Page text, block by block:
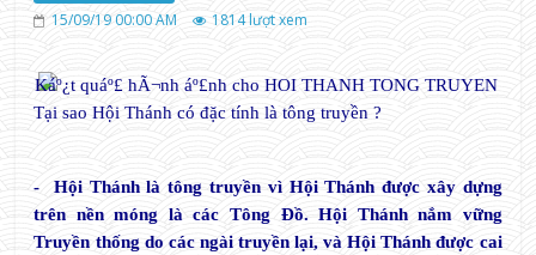
15/09/19 00:00 AM
1814lượt xem
Tại sao Hội Thánh có đặc tính là tông truyền ?
- Hội Thánh là tông truyền vì Hội Thánh được xây dựng
trên nền móng là các Tông Đồ. Hội Thánh nắm vững
Truyền thống do các ngài truyền lại, và Hội Thánh được cai